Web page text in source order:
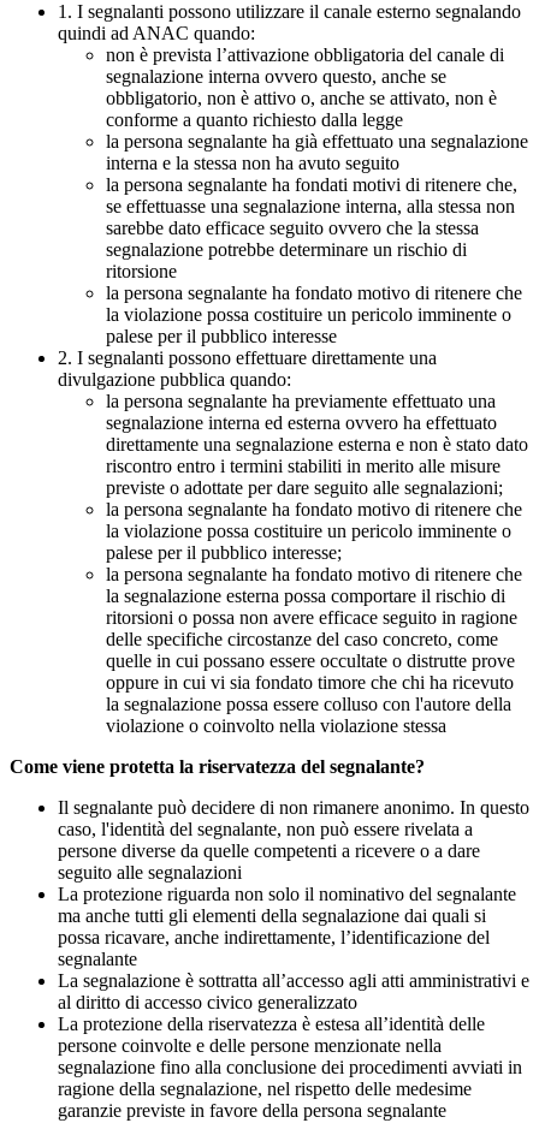
1. I segnalanti possono utilizzare il canale esterno segnalando
quindi ad ANAC quando:
non è prevista l’attivazione obbligatoria del canale di
segnalazione interna ovvero questo, anche se
obbligatorio, non è attivo o, anche se attivato, non è
conforme a quanto richiesto dalla legge
la persona segnalante ha già effettuato una segnalazione
interna e la stessa non ha avuto seguito
la persona segnalante ha fondati motivi di ritenere che,
se effettuasse una segnalazione interna, alla stessa non
sarebbe dato efficace seguito ovvero che la stessa
segnalazione potrebbe determinare un rischio di
ritorsione
la persona segnalante ha fondato motivo di ritenere che
la violazione possa costituire un pericolo imminente o
palese per il pubblico interesse
2. I segnalanti possono effettuare direttamente una
divulgazione pubblica quando:
la persona segnalante ha previamente effettuato una
segnalazione interna ed esterna ovvero ha effettuato
direttamente una segnalazione esterna e non è stato dato
riscontro entro i termini stabiliti in merito alle misure
previste o adottate per dare seguito alle segnalazioni;
la persona segnalante ha fondato motivo di ritenere che
la violazione possa costituire un pericolo imminente o
palese per il pubblico interesse;
la persona segnalante ha fondato motivo di ritenere che
la segnalazione esterna possa comportare il rischio di
ritorsioni o possa non avere efficace seguito in ragione
delle specifiche circostanze del caso concreto, come
quelle in cui possano essere occultate o distrutte prove
oppure in cui vi sia fondato timore che chi ha ricevuto
la segnalazione possa essere colluso con l'autore della
violazione o coinvolto nella violazione stessa
Come viene protetta la riservatezza del segnalante?
Il segnalante può decidere di non rimanere anonimo. In questo
caso, l'identità del segnalante, non può essere rivelata a
persone diverse da quelle competenti a ricevere o a dare
seguito alle segnalazioni
La protezione riguarda non solo il nominativo del segnalante
ma anche tutti gli elementi della segnalazione dai quali si
possa ricavare, anche indirettamente, l’identificazione del
segnalante
La segnalazione è sottratta all’accesso agli atti amministrativi e
al diritto di accesso civico generalizzato
La protezione della riservatezza è estesa all’identità delle
persone coinvolte e delle persone menzionate nella
segnalazione fino alla conclusione dei procedimenti avviati in
ragione della segnalazione, nel rispetto delle medesime
garanzie previste in favore della persona segnalante